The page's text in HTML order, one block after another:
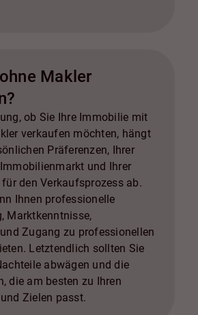
von Küche und Badezimmer,
In allen Fällen ist es
Immobilienexperten zu
besten Optionen für Ihren
zu ermitteln und den Return
maximieren.
Makler
ob Sie Ihre Immobilie mit
verkaufen möchten, hängt
Präferenzen, Ihrer
und Ihrer
den Verkaufsprozess ab.
Ihnen professionelle
Marktkenntnisse,
Zugang zu professionellen
Letztendlich sollten Sie
abwägen und die
die am besten zu Ihren
Zielen passt.